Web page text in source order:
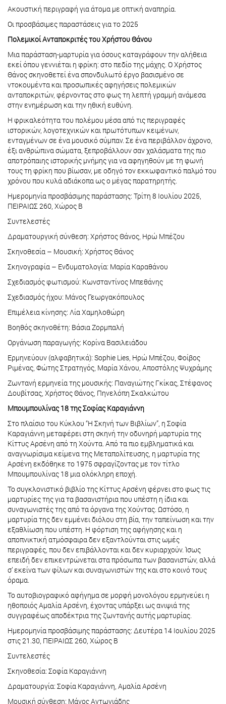
Ακουστική περιγραφή για άτομα με οπτική αναπηρία.
Οι προσβάσιμες παραστάσεις για το 2025
Πολεμικοί Ανταποκριτές του Χρήστου Θάνου
Μια παράσταση-μαρτυρία για όσους καταγράφουν την αλήθεια
εκεί όπου γεννιέται η φρίκη: στο πεδίο της μάχης. Ο Χρήστος
Θάνος σκηνοθετεί ένα σπονδυλωτό έργο βασισμένο σε
ντοκουμέντα και προσωπικές αφηγήσεις πολεμικών
ανταποκριτών, φέρνοντας στο φως τη λεπτή γραμμή ανάμεσα
στην ενημέρωση και την ηθική ευθύνη.
Η φρικαλεότητα του πολέμου μέσα από τις περιγραφές
ιστορικών, λογοτεχνικών και πρωτότυπων κειμένων,
ενταγμένων σε ένα μουσικό σύμπαν. Σε ένα περιβάλλον άχρονο,
έξι ανθρώπινα σώματα, ξεπροβάλλουν σαν χαλάσματα της πιο
αποτρόπαιης ιστορικής μνήμης για να αφηγηθούν με τη φωνή
τους τη φρίκη που βίωσαν, με οδηγό τον εκκωφαντικό παλμό του
χρόνου που κυλά αδιάκοπα ως ο μέγας παρατηρητής.
Ημερομηνία προσβάσιμης παράστασης: Τρίτη 8 Ιουλίου 2025,
ΠΕΙΡΑΙΩΣ 260, Χώρος Β
Συντελεστές
Δραματουργική σύνθεση: Χρήστος Θάνος, Ηρώ Μπέζου
Σκηνοθεσία – Μουσική: Χρήστος Θάνος
Σκηνογραφία – Ενδυματολογία: Μαρία Καραθάνου
Σχεδιασμός φωτισμού: Κωνσταντίνος Μπεθάνης
Σχεδιασμός ήχου: Μάνος Γεωργακόπουλος
Επιμέλεια κίνησης: Λία Χαμηλοθώρη
Βοηθός σκηνοθέτη: Βάσια Ζορμπαλή
Οργάνωση παραγωγής: Κορίνα Βασιλειάδου
Ερμηνεύουν (αλφαβητικά): Sophie Lies, Ηρώ Μπέζου, Φοίβος
Ριμένας, Φώτης Στρατηγός, Μαρία Χάνου, Αποστόλης Ψυχράμης
Ζωντανή ερμηνεία της μουσικής: Παναγιώτης Γκίκας, Στέφανος
Δουβίτσας, Χρήστος Θάνος, Πηνελόπη Σκαλκώτου
Μπουμπουλίνας 18 της Σοφίας Καραγιάννη
Στο πλαίσιο του Κύκλου “Η Σκηνή των Βιβλίων”, η Σοφία
Καραγιάννη μεταφέρει στη σκηνή την οδυνηρή μαρτυρία της
Κίττυς Αρσένη από τη Χούντα. Από τα πιο εμβληματικά και
αναγνωρίσιμα κείμενα της Μεταπολίτευσης, η μαρτυρία της
Αρσένη εκδόθηκε το 1975 σφραγίζοντας με τον τίτλο
Μπουμπουλίνας 18 μια ολόκληρη εποχή.
Το συγκλονιστικό βιβλίο της Κίττυς Αρσένη φέρνει στο φως τις
μαρτυρίες της για τα βασανιστήρια που υπέστη η ίδια και
συναγωνιστές της από τα όργανα της Χούντας. Ωστόσο, η
μαρτυρία της δεν εμμένει διόλου στη βία, την ταπείνωση και την
εξαθλίωση που υπέστη. Η φόρτιση της αφήγησης και η
αποπνικτική ατμόσφαιρα δεν εξαντλούνται στις ωμές
περιγραφές, που δεν επιβάλλονται και δεν κυριαρχούν. Ίσως
επειδή δεν επικεντρώνεται στα πρόσωπα των βασανιστών, αλλά
σ’ εκείνα των φίλων και συναγωνιστών της και στο κοινό τους
όραμα.
Το αυτοβιογραφικό αφήγημα σε μορφή μονολόγου ερμηνεύει η
ηθοποιός Αμαλία Αρσένη, έχοντας υπάρξει ως ανιψιά της
συγγραφέως αποδέκτρια της ζωντανής αυτής μαρτυρίας.
Ημερομηνία προσβάσιμης παράστασης: Δευτέρα 14 Ιουλίου 2025
στις 21.30, ΠΕΙΡΑΙΩΣ 260, Χώρος Β
Συντελεστές
Σκηνοθεσία: Σοφία Καραγιάννη
Δραματουργία: Σοφία Καραγιάννη, Αμαλία Αρσένη
Μουσική σύνθεση: Μάνος Αντωνιάδης